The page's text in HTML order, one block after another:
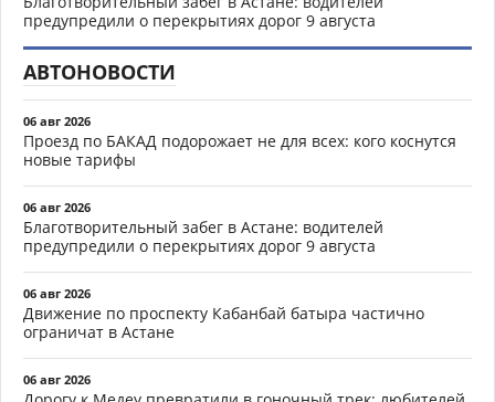
предупредили о перекрытиях дорог 9 августа
АВТОНОВОСТИ
06 авг 2026
Проезд по БАКАД подорожает не для всех: кого коснутся
новые тарифы
06 авг 2026
Благотворительный забег в Астане: водителей
предупредили о перекрытиях дорог 9 августа
06 авг 2026
Движение по проспекту Кабанбай батыра частично
ограничат в Астане
06 авг 2026